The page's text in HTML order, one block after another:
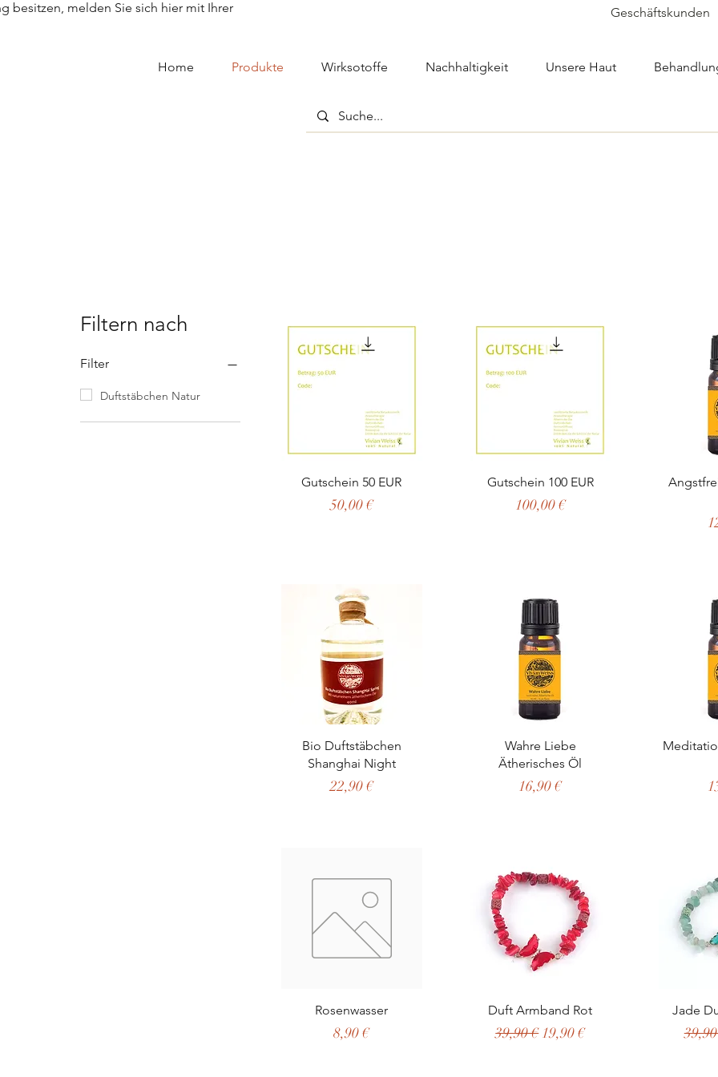
Home Produkte Wirksotoffe Nachhaltigkeit Unsere Haut
Geschäftskunden
besitzen, melden Sie sich hier mit Ihrer
Filtern nach
Filter
Duftstäbchen Natur
Schnellansicht
Gutschein 50 EUR
Preis
50,00 €
Schnellansicht
Gutschein 100 EUR
Preis
100,00 €
Schnellansicht
Bio Duftstäbchen
Shanghai Night
Preis
22,90 €
Schnellansicht
Wahre Liebe
Ätherisches Öl
Preis
16,90 €
Schnellansicht
Rosenwasser
Preis
8,90 €
Schnellansicht
Duft Armband Rot
Standardpreis
39,90 € Sale-Preis
19,90 €
Jade